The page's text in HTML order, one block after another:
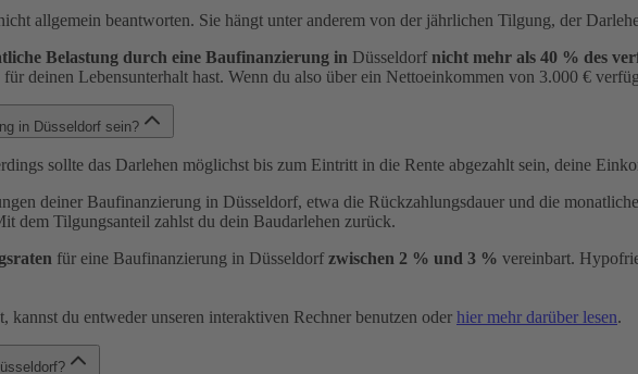
allgemein beantworten. Sie hängt unter anderem von der jährlichen Tilgung, der
Belastung durch eine Baufinanzierung in Düsseldorf nicht mehr als 40 % des
deinen Lebensunterhalt hast. Wenn du also über ein Nettoeinkommen von 3.000 €
in Düsseldorf sein?
sollte das Darlehen möglichst bis zum Eintritt in die Rente abgezahlt sein, deine
deiner Baufinanzierung in Düsseldorf, etwa die Rückzahlungsdauer und die
dem Tilgungsanteil zahlst du dein Baudarlehen zurück.
für eine Baufinanzierung in Düsseldorf zwischen 2 % und 3 % vereinbart.
du entweder unseren interaktiven Rechner benutzen oder hier mehr darüber lesen.